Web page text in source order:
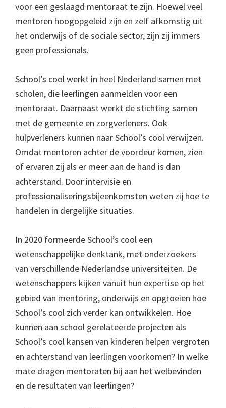
voor een geslaagd mentoraat te zijn. Hoewel veel
mentoren hoogopgeleid zijn en zelf afkomstig uit
het onderwijs of de sociale sector, zijn zij immers
geen professionals.
School’s cool werkt in heel Nederland samen met
scholen, die leerlingen aanmelden voor een
mentoraat. Daarnaast werkt de stichting samen
met de gemeente en zorgverleners. Ook
hulpverleners kunnen naar School’s cool verwijzen.
Omdat mentoren achter de voordeur komen, zien
of ervaren zij als er meer aan de hand is dan
achterstand. Door intervisie en
professionaliseringsbijeenkomsten weten zij hoe te
handelen in dergelijke situaties.
In 2020 formeerde School’s cool een
wetenschappelijke denktank, met onderzoekers
van verschillende Nederlandse universiteiten. De
wetenschappers kijken vanuit hun expertise op het
gebied van mentoring, onderwijs en opgroeien hoe
School’s cool zich verder kan ontwikkelen. Hoe
kunnen aan school gerelateerde projecten als
School’s cool kansen van kinderen helpen vergroten
en achterstand van leerlingen voorkomen? In welke
mate dragen mentoraten bij aan het welbevinden
en de resultaten van leerlingen?